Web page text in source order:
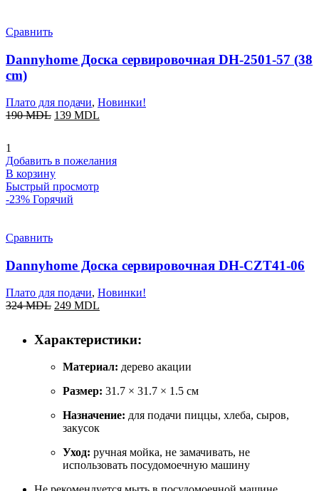
Сравнить
Dannyhome Доска сервировочная DH-2501-57 (38
cm)
Плато для подачи, Новинки!
190MDL 139 MDL
1
Добавить в пожелания
В корзину
Быстрый просмотр
-23% Горячий
Сравнить
Dannyhome Доска сервировочная DH-CZT41-06
Плато для подачи, Новинки!
324MDL 249 MDL
Характеристики:
Материал: дерево акации
Размер: 31.7 × 31.7 × 1.5 см
Назначение: для подачи пиццы, хлеба, сыров,
закусок
Уход: ручная мойка, не замачивать, не
использовать посудомоечную машину